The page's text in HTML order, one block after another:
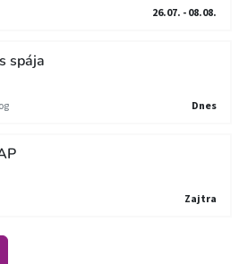
26.07. - 08.08.
spája
Dnes
Zajtra